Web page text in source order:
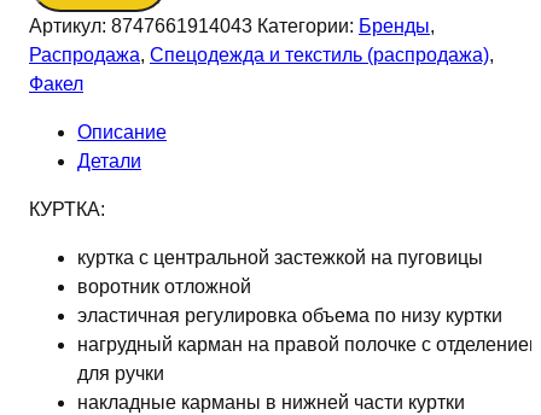
Липецк
СОП
(тк.Смесовая,260)
п/
т.синий/
Артикул: 8747661914043 Категории: Бренды,
Распродажа, Спецодежда и текстиль (распродажа),
Факел
Описание
Детали
КУРТКА:
куртка с центральной застежкой на пуговицы
воротник отложной
эластичная регулировка объема по низу куртки
нагрудный карман на правой полочке с отделением
для ручки
накладные карманы в нижней части куртки